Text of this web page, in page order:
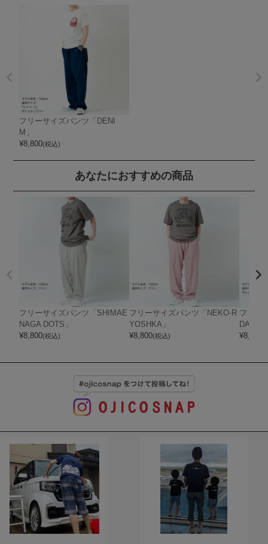
フリーサイズパンツ「DENI
M」
¥8,800(税込)
あなたにおすすめの商品
フリーサイズパンツ「SHIMAE
NAGA DOTS」
¥8,800(税込)
フリーサイズパンツ「NEKO-R
YOSHKA」
¥8,800(税込)
フリー
DA」
¥8,800